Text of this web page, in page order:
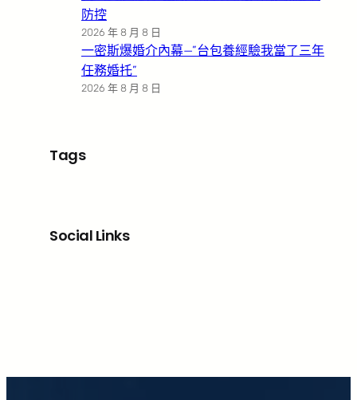
防控
2026 年 8 月 8 日
一密斯爆婚介內幕—”台包養經驗我當了三年
任務婚托”
2026 年 8 月 8 日
Tags
Social Links